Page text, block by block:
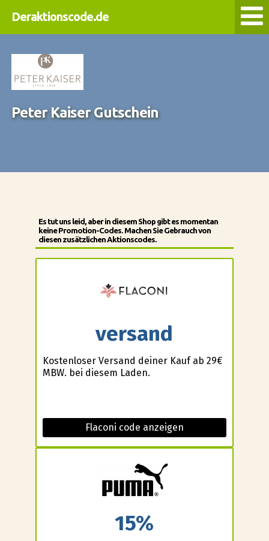
Deraktionscode.de
Peter Kaiser Gutschein
Es tut uns leid, aber in diesem Shop gibt es momentan
keine Promotion-Codes. Machen Sie Gebrauch von
diesen zusätzlichen Aktionscodes.
versand
Kostenloser Versand deiner Kauf ab 29€
MBW. bei diesem Laden.
Flaconi code anzeigen
15%